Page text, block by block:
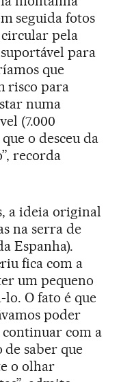
seguida fotos
circular pela
para
que
risco para
numa
(7.000
o desceu da
recorda
a ideia original
na serra de
Espanha).
fica com a
um pequeno
O fato é que
poder
com a
de saber que
o olhar